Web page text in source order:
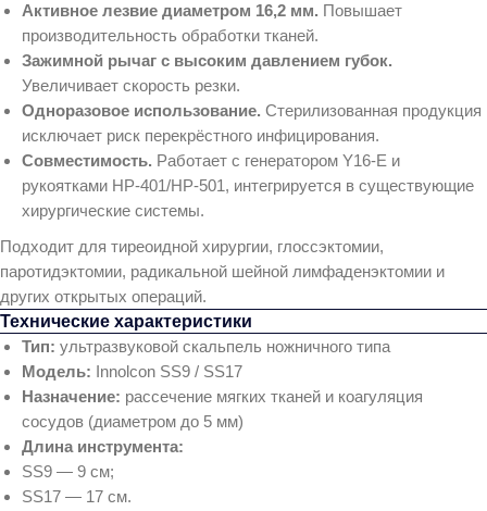
Активное лезвие диаметром 16,2 мм. Повышает
производительность обработки тканей.
Зажимной рычаг с высоким давлением губок.
Увеличивает скорость резки.
Одноразовое использование. Стерилизованная продукция
исключает риск перекрёстного инфицирования.
Совместимость. Работает с генератором Y16‑E и
рукоятками HP‑401/HP‑501, интегрируется в существующие
хирургические системы.
Подходит для тиреоидной хирургии, глоссэктомии,
паротидэктомии, радикальной шейной лимфаденэктомии и
других открытых операций.
Технические характеристики
Тип: ультразвуковой скальпель ножничного типа
Модель: Innolcon SS9 / SS17
Назначение: рассечение мягких тканей и коагуляция
сосудов (диаметром до 5 мм)
Длина инструмента:
SS9 — 9 см;
SS17 — 17 см.